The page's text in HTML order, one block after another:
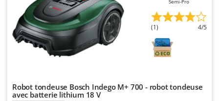
Resto Italia
Ribimex
Ripartrak
Ritter
Rossofuoco
Semi-Pro
(1) 4/5
Robot tondeuse Bosch Indego M+ 700 - robot tondeuse
avec batterie lithium 18 V